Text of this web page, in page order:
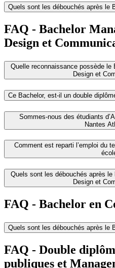
Quels sont les débouchés après le
FAQ - Bachelor
Design et
Quelle reconnaissance possède le
Design et
Ce Bachelor, est-il un double
Sommes-nous des étudiants
Nantes
Comment est reparti l’emploi du
Quels sont les débouchés après
Design et
FAQ - Bachelor en
Quels sont les débouchés après le
FAQ - Double
publiques et